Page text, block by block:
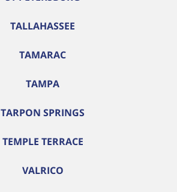
TALLAHASSEE
TAMARAC
TAMPA
TARPON SPRINGS
TEMPLE TERRACE
VALRICO